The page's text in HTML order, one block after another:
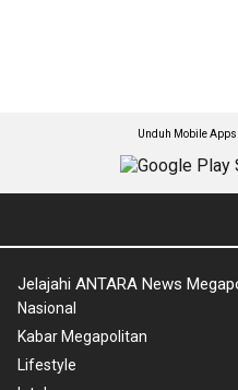
Unduh Mobile
Jelajahi ANTARA News
Nasional
Kabar Megapolitan
Lifestyle